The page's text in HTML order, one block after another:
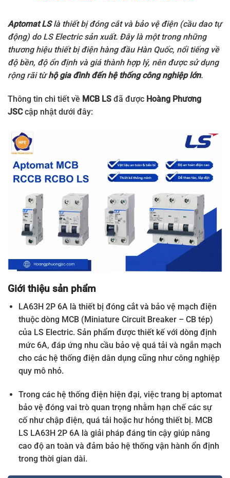
Aptomat LSlà thiết bị đóng cắt và bảo vệ điện (cầu dao tự
động) do LS Electricsản xuất. Đây là một trong những
thương hiệu thiết bị điện hàng đầu Hàn Quốc, nổi tiếng về
độ bền, độ ổn định và giá thành hợp lý, nên được sử dụng
rộng rãi từhộ gia đình đến hệ thống công nghiệp lớn.
Thông tin chi tiết về MCB LS đã được Hoàng Phương
JSCcập nhật dưới đây:
Giới thiệu sản phẩm
LA63H 2P 6A là thiết bị đóng cắt và bảo vệ mạch điện
thuộc dòng MCB (Miniature Circuit Breaker – CB tép)
của LS Electric. Sản phẩm được thiết kế với dòng định
mức 6A, đáp ứng nhu cầu bảo vệ quá tải và ngắn mạch
cho các hệ thống điện dân dụng cũng như công nghiệp
quy mô nhỏ.
Trong các hệ thống điện hiện đại, việc trang bị aptomat
bảo vệ đóng vai trò quan trọng nhằm hạn chế các sự
cố như chập điện, quá tải hoặc hư hỏng thiết bị. MCB
LS LA63H 2P 6A là giải pháp đáng tin cậy giúp nâng
cao độ an toàn và đảm bảo hệ thống vận hành ổn định
trong thời gian dài.